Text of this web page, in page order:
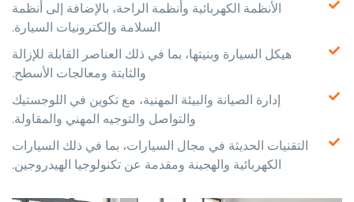
الأنظمة الكهربائية وأنظمة الراحة، بالإضافة إلى أنظمة
السلامة وإلكترونيات السيارة.
هيكل السيارة وبنيتها، بما في ذلك العناصر القابلة للإزالة
والثابتة ومعالجات الأسطح.
إدارة الصيانة والبيئة المهنية، مع تكوين في اللوجستيك
والتواصل والتوجيه المهني والمقاولة.
التقنيات الحديثة في مجال السيارات، بما في ذلك السيارات
الكهربائية والهجينة ومقدمة عن تكنولوجيا الهيدروجين.